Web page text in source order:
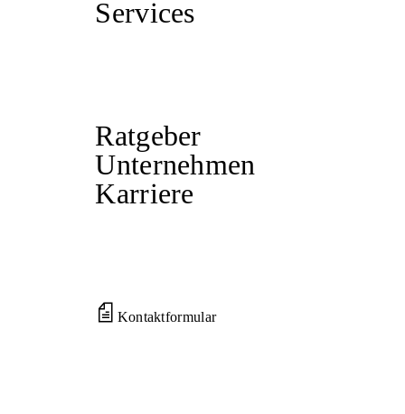
Services
Ratgeber
Unternehmen
Karriere
Kontaktformular